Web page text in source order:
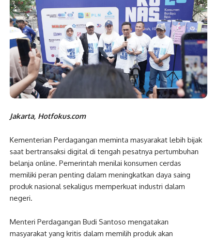
Jakarta, Hotfokus.com
Kementerian Perdagangan meminta masyarakat lebih bijak
saat bertransaksi digital di tengah pesatnya pertumbuhan
belanja online. Pemerintah menilai konsumen cerdas
memiliki peran penting dalam meningkatkan daya saing
produk nasional sekaligus memperkuat industri dalam
negeri.
Menteri Perdagangan Budi Santoso mengatakan
masyarakat yang kritis dalam memilih produk akan